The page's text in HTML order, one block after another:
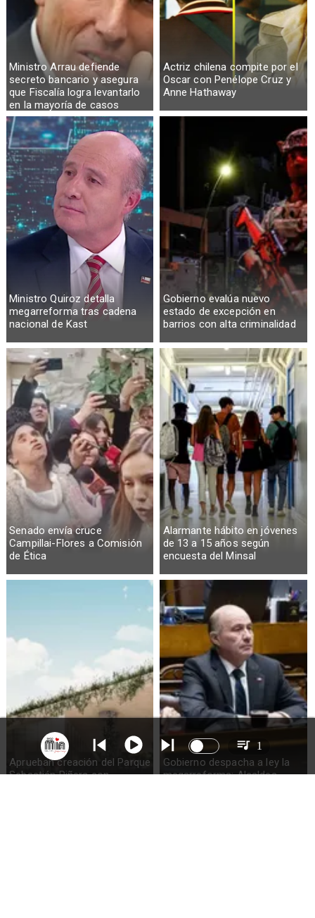
Ministro Arrau defiende
secreto bancario y asegura
que Fiscalía logra levantarlo
en la mayoría de casos
Actriz chilena compite por el
Oscar con Penélope Cruz y
Anne Hathaway
Ministro Quiroz detalla
megarreforma tras cadena
nacional de Kast
Gobierno evalúa nuevo
estado de excepción en
barrios con alta criminalidad
Senado envía cruce
Campillai-Flores a Comisión
de Ética
Alarmante hábito en jóvenes
de 13 a 15 años según
encuesta del Minsal
Aprueban creación del Parque
Sebastián Piñera con
Gobierno despacha a ley la
megarreforma: Alcaldes
1